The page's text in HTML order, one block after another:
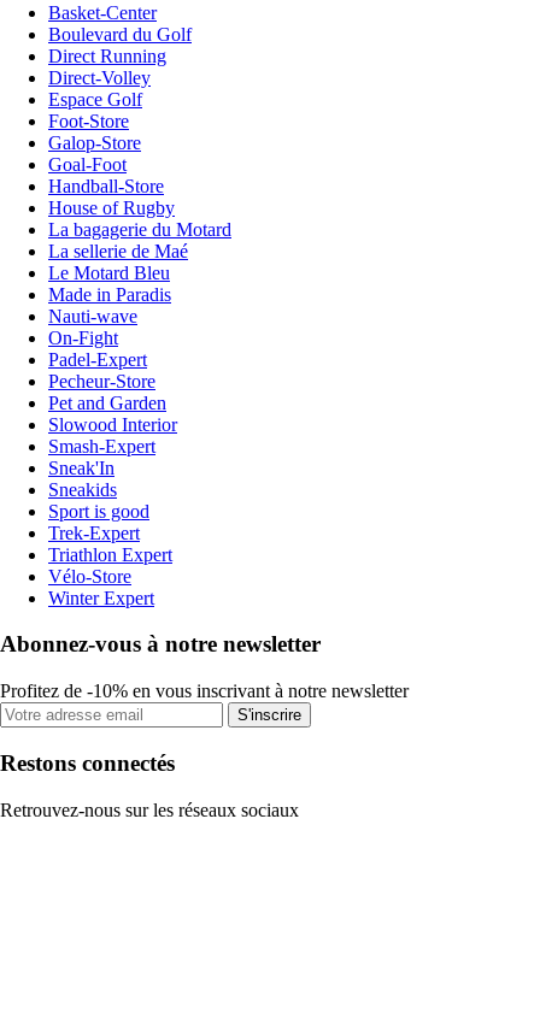
Basket-Center
Boulevard du Golf
Direct Running
Direct-Volley
Espace Golf
Foot-Store
Galop-Store
Goal-Foot
Handball-Store
House of Rugby
La bagagerie du Motard
La sellerie de Maé
Le Motard Bleu
Made in Paradis
Nauti-wave
On-Fight
Padel-Expert
Pecheur-Store
Pet and Garden
Slowood Interior
Smash-Expert
Sneak'In
Sneakids
Sport is good
Trek-Expert
Triathlon Expert
Vélo-Store
Winter Expert
Abonnez-vous à notre newsletter
Profitez de -10% en vous inscrivant à notre newsletter
S'inscrire
Restons connectés
Retrouvez-nous sur les réseaux sociaux